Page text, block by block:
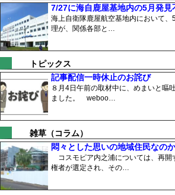
7/27に海自鹿屋基地内の5月発見
海上自衛隊鹿屋航空基地内において
理が、関係各部と…
トピックス
記事配信一時休止のお詫び
８月4日午前の取材中に、めまいと嘔
ました。 weboo…
雑草（コラム）
悶々とした思いの地域住民なの
コスモピア内之浦については、再開
権者が選定され、その…